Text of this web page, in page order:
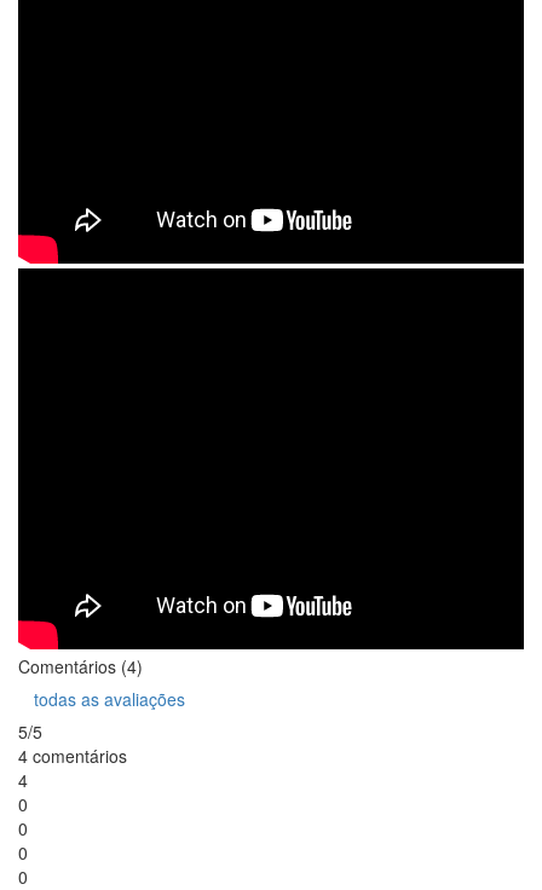
Comentários (4)
todas as avaliações
5/5
4 comentários
4
0
0
0
0